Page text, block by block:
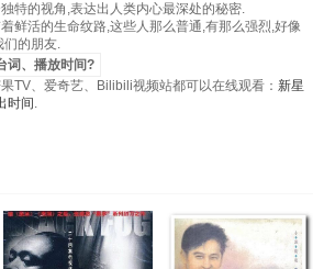
特的视角,表达出人类内心最深处的秘密.
鲜活的生命纹路,这些人那么普通,有那么强烈,好像
们的朋友.
词、播放时间?
TV、爱奇艺、Bilibili视频站都可以在线观看： 新星
时间 .